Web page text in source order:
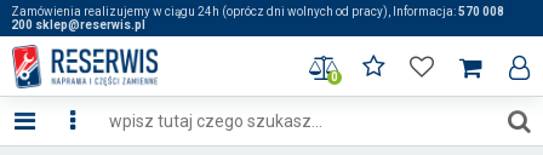
Zamówienia realizujemy w ciągu 24h (oprócz dni wolnych od pracy), Informacja:570 008
200 sklep@reserwis.pl
0